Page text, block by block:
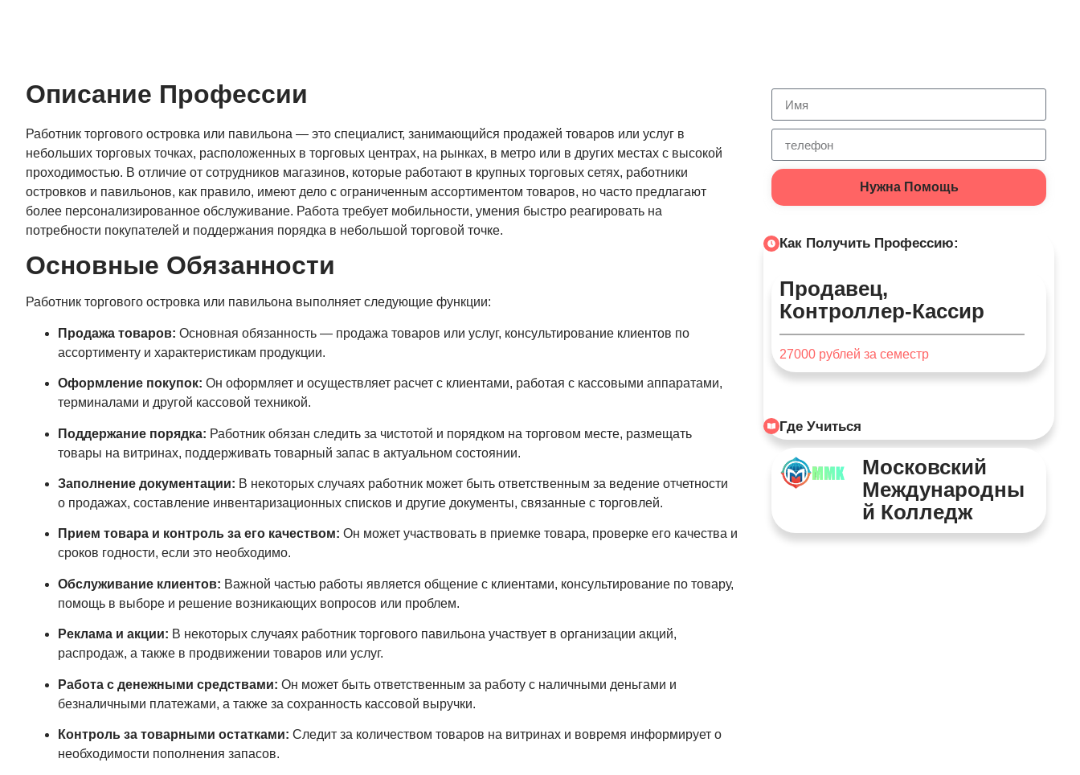
Описание Профессии
Работник торгового островка или павильона — это специалист, занимающийся продажей товаров или услуг в
небольших торговых точках, расположенных в торговых центрах, на рынках, в метро или в других местах с высокой
проходимостью. В отличие от сотрудников магазинов, которые работают в крупных торговых сетях, работники
островков и павильонов, как правило, имеют дело с ограниченным ассортиментом товаров, но часто предлагают
более персонализированное обслуживание. Работа требует мобильности, умения быстро реагировать на
потребности покупателей и поддержания порядка в небольшой торговой точке.
Основные Обязанности
Работник торгового островка или павильона выполняет следующие функции:
Продажа товаров: Основная обязанность — продажа товаров или услуг, консультирование клиентов по
ассортименту и характеристикам продукции.
Оформление покупок: Он оформляет и осуществляет расчет с клиентами, работая с кассовыми аппаратами,
терминалами и другой кассовой техникой.
Поддержание порядка: Работник обязан следить за чистотой и порядком на торговом месте, размещать
товары на витринах, поддерживать товарный запас в актуальном состоянии.
Заполнение документации: В некоторых случаях работник может быть ответственным за ведение отчетности
о продажах, составление инвентаризационных списков и другие документы, связанные с торговлей.
Прием товара и контроль за его качеством: Он может участвовать в приемке товара, проверке его качества и
сроков годности, если это необходимо.
Обслуживание клиентов: Важной частью работы является общение с клиентами, консультирование по товару,
помощь в выборе и решение возникающих вопросов или проблем.
Реклама и акции: В некоторых случаях работник торгового павильона участвует в организации акций,
распродаж, а также в продвижении товаров или услуг.
Работа с денежными средствами: Он может быть ответственным за работу с наличными деньгами и
безналичными платежами, а также за сохранность кассовой выручки.
Контроль за товарными остатками: Следит за количеством товаров на витринах и вовремя информирует о
необходимости пополнения запасов.
Нужна Помощь
Как Получить Профессию:
Продавец,
Контроллер-Кассир
27000 рублей за семестр
Где Учиться
Московский
Международны
Й Колледж